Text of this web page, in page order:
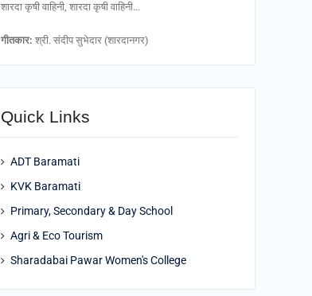
शारदा कृषी वाहिनी, शारदा कृषी वाहिनी...
गीतकार: श्री. संदीप सुभेदार (शारदानगर)
Quick Links
ADT Baramati
KVK Baramati
Primary, Secondary & Day School
Agri & Eco Tourism
Sharadabai Pawar Women's College